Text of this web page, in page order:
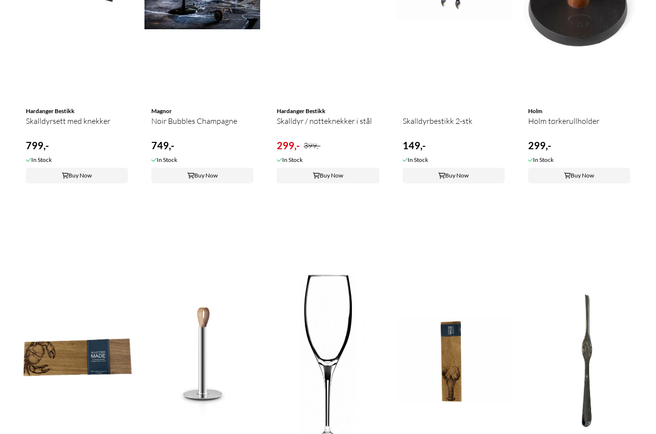
Hardanger Bestikk
Skalldyrsett med knekker
799,-
In Stock
Buy Now
Magnor
Noir Bubbles Champagne
749,-
In Stock
Buy Now
Hardanger Bestikk
Skalldyr / nøtteknekker i stål
299,- 399,-
In Stock
Buy Now
Skalldyrbestikk 2-stk
149,-
In Stock
Buy Now
Holm
Holm tørkerullholder
299,-
In Stock
Buy Now